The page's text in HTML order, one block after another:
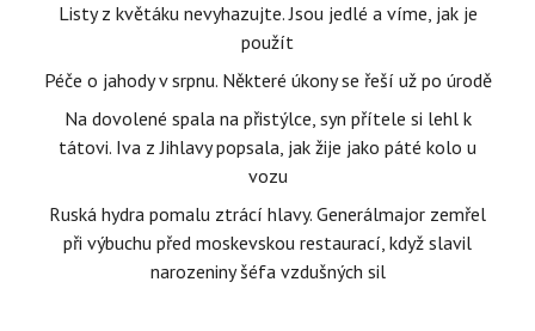
Listy z květáku nevyhazujte. Jsou jedlé a víme, jak je
použít
Péče o jahody v srpnu. Některé úkony se řeší už po úrodě
Na dovolené spala na přistýlce, syn přítele si lehl k
tátovi. Iva z Jihlavy popsala, jak žije jako páté kolo u
vozu
Ruská hydra pomalu ztrácí hlavy. Generálmajor zemřel
při výbuchu před moskevskou restaurací, když slavil
narozeniny šéfa vzdušných sil